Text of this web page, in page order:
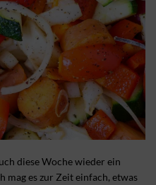
diese Woche wieder ein
mag es zur Zeit einfach, etwas